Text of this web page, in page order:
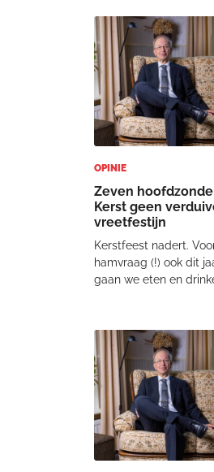
luistert nauw.
mensen met een
haperend lichaam
OPINIE
Zeven
Kerst geen
vreetfestijn
Kerstfeest nadert.
hamvraag (!) ook dit
gaan we eten en
de zeven
Kerk: de mateloze
eten e